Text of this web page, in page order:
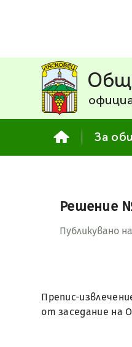
За
Решение
Публикувано
Препис-
от заседание на